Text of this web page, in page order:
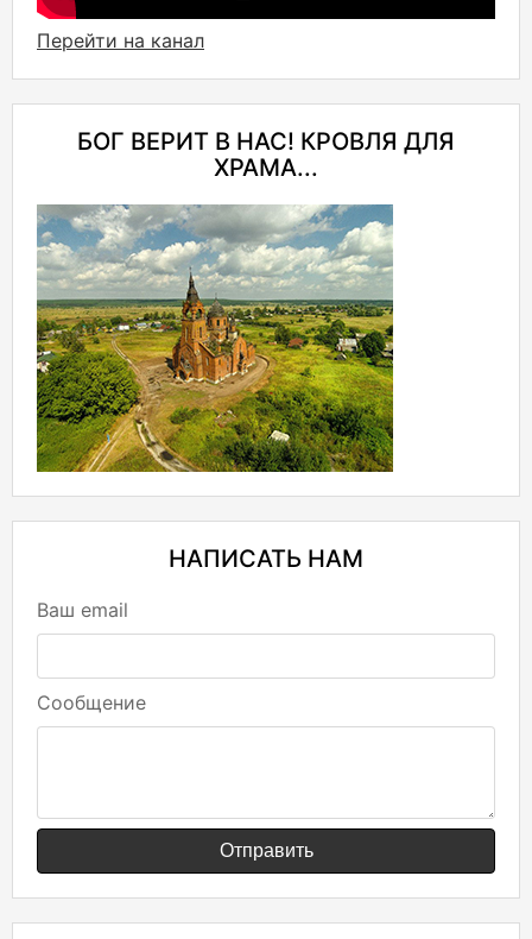
Перейти на канал
БОГ ВЕРИТ В НАС! КРОВЛЯ ДЛЯ
ХРАМА...
НАПИСАТЬ НАМ
Ваш email
Сообщение
Отправить